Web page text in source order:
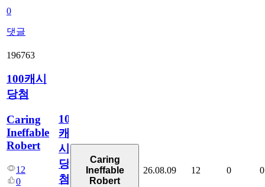
0
댓글
196763
100캐시
당첨
Caring
Ineffable
Robert
12
0
100
캐
시
당
첨
Caring
Ineffable
Robert
26.08.09 12 0 0